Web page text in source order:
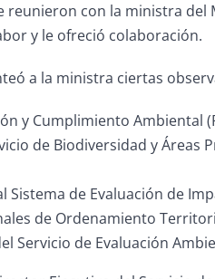
reunieron con la ministra
y le ofreció colaboración.
a la ministra ciertas
y Cumplimiento
de Biodiversidad y Áreas
de Evaluación de
de Ordenamiento
Servicio de Evaluación